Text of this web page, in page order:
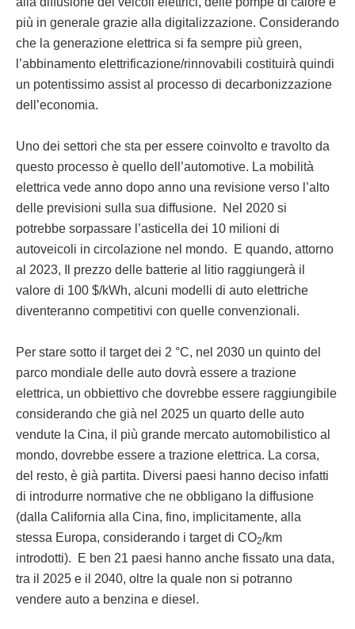
più in generale grazie alla digitalizzazione. Considerando
che la generazione elettrica si fa sempre più green,
l’abbinamento elettrificazione/rinnovabili costituirà quindi
un potentissimo assist al processo di decarbonizzazione
dell’economia.
Uno dei settori che sta per essere coinvolto e travolto da
questo processo è quello dell’automotive. La mobilità
elettrica vede anno dopo anno una revisione verso l’alto
delle previsioni sulla sua diffusione. Nel 2020 si
potrebbe sorpassare l’asticella dei 10 milioni di
autoveicoli in circolazione nel mondo. E quando, attorno
al 2023, Il prezzo delle batterie al litio raggiungerà il
valore di 100 $/kWh, alcuni modelli di auto elettriche
diventeranno competitivi con quelle convenzionali.
Per stare sotto il target dei 2 °C, nel 2030 un quinto del
parco mondiale delle auto dovrà essere a trazione
elettrica, un obbiettivo che dovrebbe essere raggiungibile
considerando che già nel 2025 un quarto delle auto
vendute la Cina, il più grande mercato automobilistico al
mondo, dovrebbe essere a trazione elettrica. La corsa,
del resto, è già partita. Diversi paesi hanno deciso infatti
di introdurre normative che ne obbligano la diffusione
(dalla California alla Cina, fino, implicitamente, alla
stessa Europa, considerando i target di CO2/km
introdotti). E ben 21 paesi hanno anche fissato una data,
tra il 2025 e il 2040, oltre la quale non si potranno
vendere auto a benzina e diesel.